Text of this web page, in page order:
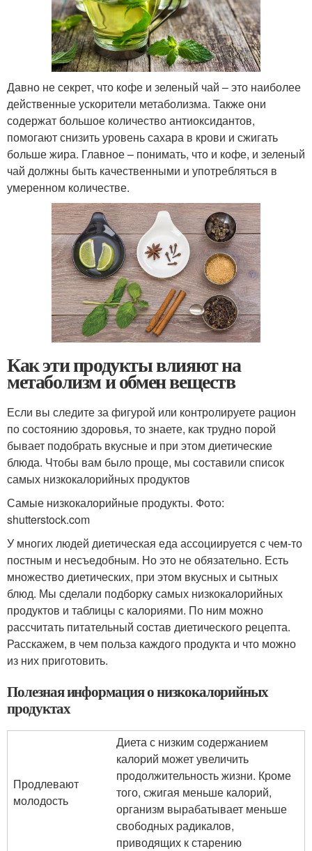
Давно не секрет, что кофе и зеленый чай – это наиболее
действенные ускорители метаболизма. Также они
содержат большое количество антиоксидантов,
помогают снизить уровень сахара в крови и сжигать
больше жира. Главное – понимать, что и кофе, и зеленый
чай должны быть качественными и употребляться в
умеренном количестве.
Как эти продукты влияют на
метаболизм и обмен веществ
Если вы следите за фигурой или контролируете рацион
по состоянию здоровья, то знаете, как трудно порой
бывает подобрать вкусные и при этом диетические
блюда. Чтобы вам было проще, мы составили список
самых низкокалорийных продуктов
Самые низкокалорийные продукты. Фото:
shutterstock.com
У многих людей диетическая еда ассоциируется с чем-то
постным и несъедобным. Но это не обязательно. Есть
множество диетических, при этом вкусных и сытных
блюд. Мы сделали подборку самых низкокалорийных
продуктов и таблицы с калориями. По ним можно
рассчитать питательный состав диетического рецепта.
Расскажем, в чем польза каждого продукта и что можно
из них приготовить.
Полезная информация о низкокалорийных
продуктах
Продлевают
молодость
Диета с низким содержанием
калорий может увеличить
продолжительность жизни. Кроме
того, сжигая меньше калорий,
организм вырабатывает меньше
свободных радикалов,
приводящих к старению